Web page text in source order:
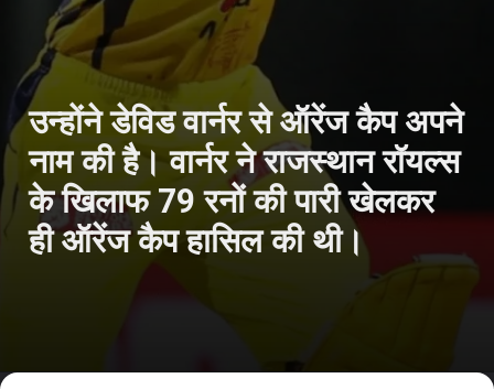
उन्होंने डेविड वार्नर से ऑरेंज कैप अपने
नाम की है। वार्नर ने राजस्थान रॉयल्स
के खिलाफ 79 रनों की पारी खेलकर
ही ऑरेंज कैप हासिल की थी।